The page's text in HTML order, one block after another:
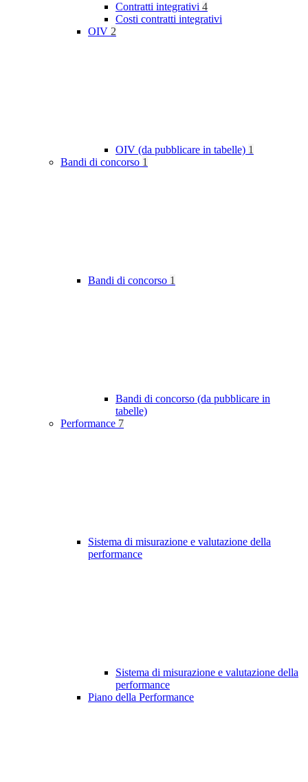
Contratti integrativi 4
Costi contratti integrativi
OIV 2
OIV (da pubblicare in tabelle) 1
Bandi di concorso 1
Bandi di concorso 1
Bandi di concorso (da pubblicare in
tabelle)
Performance 7
Sistema di misurazione e valutazione della
performance
Sistema di misurazione e valutazione della
performance
Piano della Performance